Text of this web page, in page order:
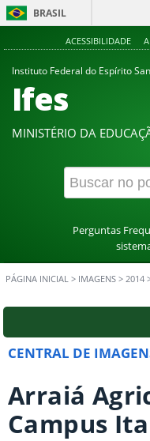
BRASIL
ACESSIBILIDADE
Instituto Federal do Espírito
Ifes
MINISTÉRIO DA
Perguntas
PÁGINA INICIAL > IMAGENS > 2014
CENTRAL DE
Arraiá
Campus